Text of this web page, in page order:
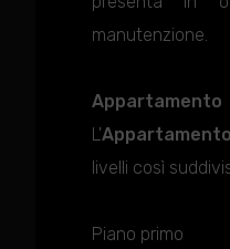
manutenzione.
Appartamento
L'Appartamento
livelli così
Piano primo